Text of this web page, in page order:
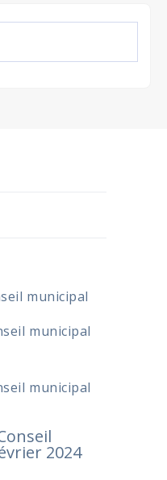
municipal
municipal
municipal
2024